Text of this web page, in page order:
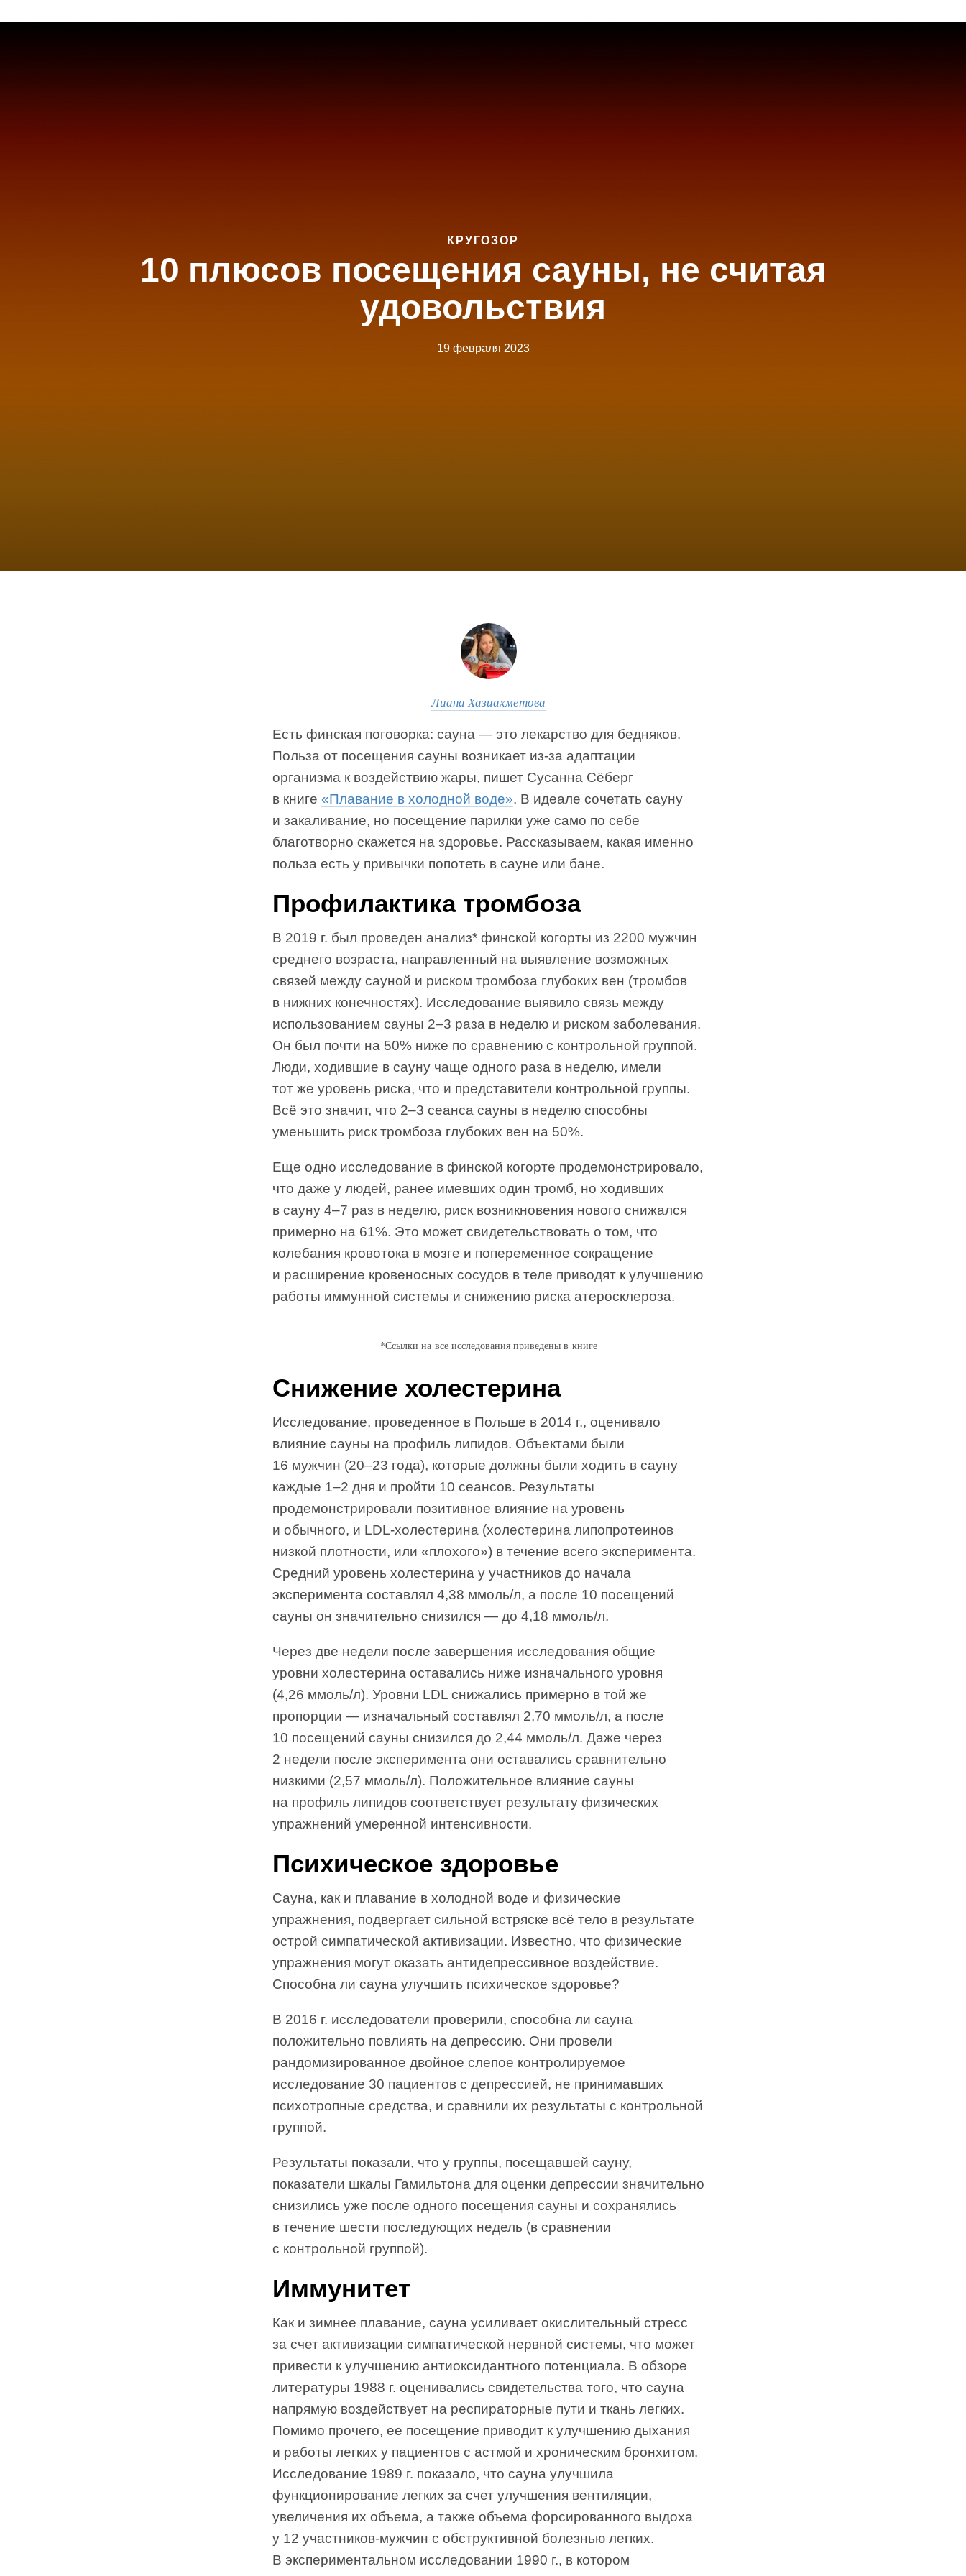
КРУГОЗОР
10 плюсов посещения сауны, не считая
удовольствия
19 февраля 2023
Лиана Хазиахметова
Есть финская поговорка: сауна — это лекарство для бедняков.
Польза от посещения сауны возникает из-за адаптации
организма к воздействию жары, пишет Сусанна Сёберг
в книге «Плавание в холодной воде». В идеале сочетать сауну
и закаливание, но посещение парилки уже само по себе
благотворно скажется на здоровье. Рассказываем, какая именно
польза есть у привычки попотеть в сауне или бане.
Профилактика тромбоза
В 2019 г. был проведен анализ* финской когорты из 2200 мужчин
среднего возраста, направленный на выявление возможных
связей между сауной и риском тромбоза глубоких вен (тромбов
в нижних конечностях). Исследование выявило связь между
использованием сауны 2–3 раза в неделю и риском заболевания.
Он был почти на 50% ниже по сравнению с контрольной группой.
Люди, ходившие в сауну чаще одного раза в неделю, имели
тот же уровень риска, что и представители контрольной группы.
Всё это значит, что 2–3 сеанса сауны в неделю способны
уменьшить риск тромбоза глубоких вен на 50%.
Еще одно исследование в финской когорте продемонстрировало,
что даже у людей, ранее имевших один тромб, но ходивших
в сауну 4–7 раз в неделю, риск возникновения нового снижался
примерно на 61%. Это может свидетельствовать о том, что
колебания кровотока в мозге и попеременное сокращение
и расширение кровеносных сосудов в теле приводят к улучшению
работы иммунной системы и снижению риска атеросклероза.
*Ссылки на все исследования приведены в книге
Снижение холестерина
Исследование, проведенное в Польше в 2014 г., оценивало
влияние сауны на профиль липидов. Объектами были
16 мужчин (20–23 года), которые должны были ходить в сауну
каждые 1–2 дня и пройти 10 сеансов. Результаты
продемонстрировали позитивное влияние на уровень
и обычного, и LDL-холестерина (холестерина липопротеинов
низкой плотности, или «плохого») в течение всего эксперимента.
Средний уровень холестерина у участников до начала
эксперимента составлял 4,38 ммоль/л, а после 10 посещений
сауны он значительно снизился — до 4,18 ммоль/л.
Через две недели после завершения исследования общие
уровни холестерина оставались ниже изначального уровня
(4,26 ммоль/л). Уровни LDL снижались примерно в той же
пропорции — изначальный составлял 2,70 ммоль/л, а после
10 посещений сауны снизился до 2,44 ммоль/л. Даже через
2 недели после эксперимента они оставались сравнительно
низкими (2,57 ммоль/л). Положительное влияние сауны
на профиль липидов соответствует результату физических
упражнений умеренной интенсивности.
Психическое здоровье
Сауна, как и плавание в холодной воде и физические
упражнения, подвергает сильной встряске всё тело в результате
острой симпатической активизации. Известно, что физические
упражнения могут оказать антидепрессивное воздействие.
Способна ли сауна улучшить психическое здоровье?
В 2016 г. исследователи проверили, способна ли сауна
положительно повлиять на депрессию. Они провели
рандомизированное двойное слепое контролируемое
исследование 30 пациентов с депрессией, не принимавших
психотропные средства, и сравнили их результаты с контрольной
группой.
Результаты показали, что у группы, посещавшей сауну,
показатели шкалы Гамильтона для оценки депрессии значительно
снизились уже после одного посещения сауны и сохранялись
в течение шести последующих недель (в сравнении
с контрольной группой).
Иммунитет
Как и зимнее плавание, сауна усиливает окислительный стресс
за счет активизации симпатической нервной системы, что может
привести к улучшению антиоксидантного потенциала. В обзоре
литературы 1988 г. оценивались свидетельства того, что сауна
напрямую воздействует на респираторные пути и ткань легких.
Помимо прочего, ее посещение приводит к улучшению дыхания
и работы легких у пациентов с астмой и хроническим бронхитом.
Исследование 1989 г. показало, что сауна улучшила
функционирование легких за счет улучшения вентиляции,
увеличения их объема, а также объема форсированного выдоха
у 12 участников-мужчин с обструктивной болезнью легких.
В экспериментальном исследовании 1990 г., в котором